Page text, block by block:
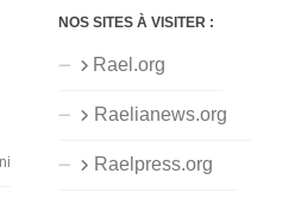
NOS SITES À VISITER :
Rael.org
Raelianews.org
Raelpress.org